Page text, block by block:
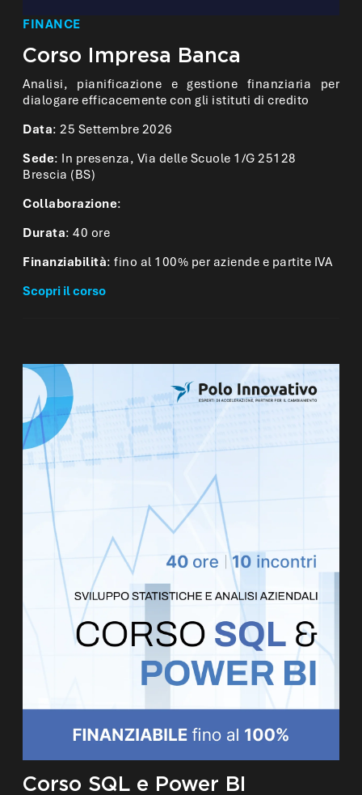
FINANCE
Corso Impresa Banca
Analisi, pianificazione e gestione finanziaria per
dialogare efficacemente con gli istituti di credito
Data: 25 Settembre 2026
Sede: In presenza, Via delle Scuole 1/G 25128
Brescia (BS)
Collaborazione:
Durata: 40 ore
Finanziabilità: fino al 100% per aziende e partite IVA
Scopri il corso
Corso SQL e Power BI